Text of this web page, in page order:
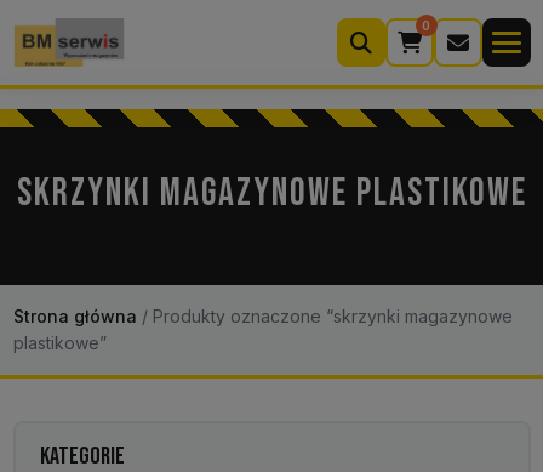
0
Wyszukiwarka
produktów
Kontakt 22 633 33 11
SKRZYNKI MAGAZYNOWE PLASTIKOWE
Strona główna /Produkty oznaczone “skrzynki magazynowe
plastikowe”
KATEGORIE